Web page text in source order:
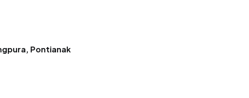
Pontianak